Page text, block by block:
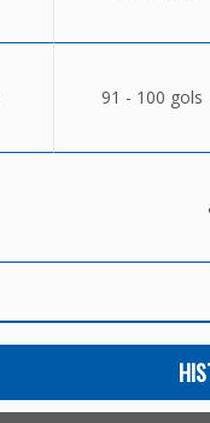
91 - 100 gols